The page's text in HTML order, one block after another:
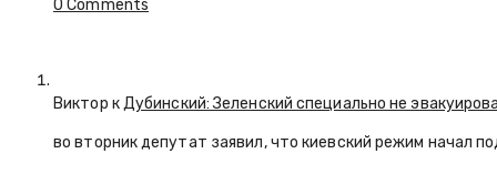
0 Comments
Виктор кДубинский: Зеленский специально не
во вторник депутат заявил, что киевский режим начал